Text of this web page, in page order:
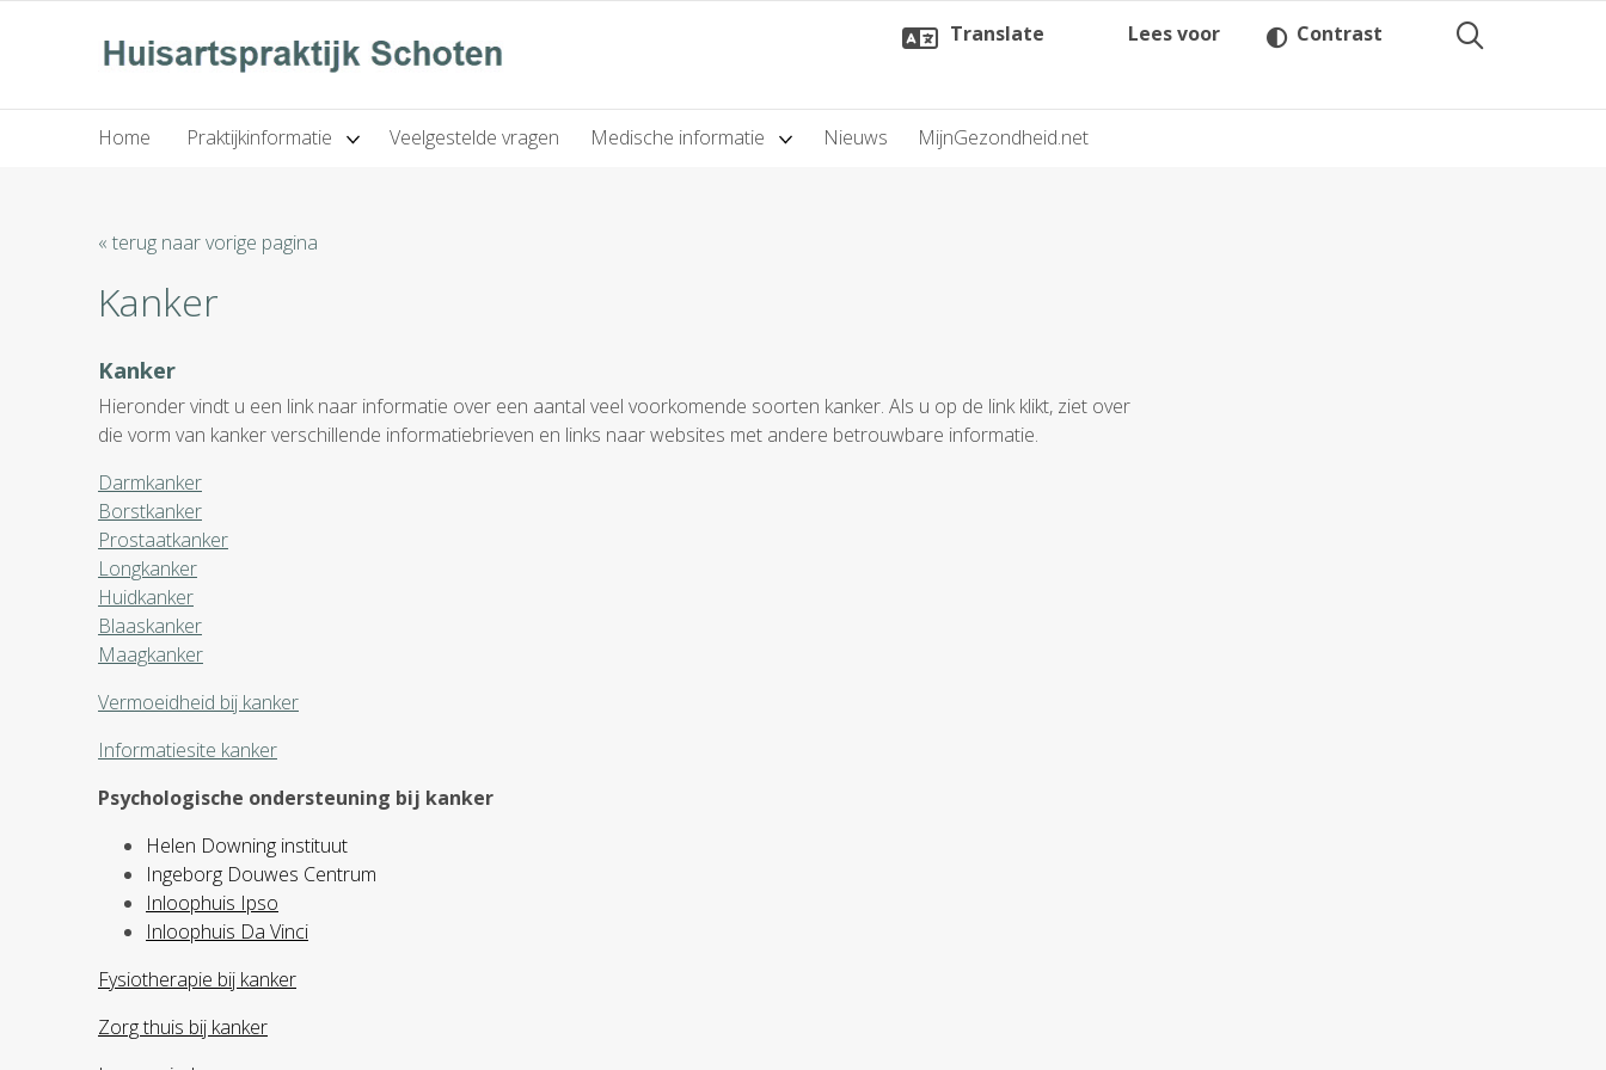
Translate Lees voor Contrast
Home Praktijkinformatie Veelgestelde vragen Medische informatie Nieuws MijnGezondheid.net
« terug naar vorige pagina
Kanker
Kanker
Hieronder vindt u een link naar informatie over een aantal veel voorkomende soorten kanker. Als u op de link klikt, ziet over
die vorm van kanker verschillende informatiebrieven en links naar websites met andere betrouwbare informatie.
Darmkanker
Borstkanker
Prostaatkanker
Longkanker
Huidkanker
Blaaskanker
Maagkanker
Vermoeidheid bij kanker
Informatiesite kanker
Psychologische ondersteuning bij kanker
Helen Downing instituut
Ingeborg Douwes Centrum
Inloophuis Ipso
Inloophuis Da Vinci
Fysiotherapie bij kanker
Zorg thuis bij kanker